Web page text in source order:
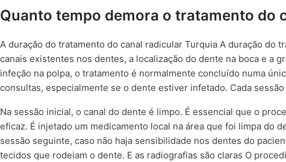
Quanto tempo demora o tratamento do
A duração do tratamento do canal radicular Turquia A duração do
canais existentes nos dentes, a localização do dente na boca e a
infeção na polpa, o tratamento é normalmente concluído numa
consultas, especialmente se o dente estiver infetado. Cada
Na sessão inicial, o canal do dente é limpo. É essencial que o
eficaz. É injetado um medicamento local na área que foi limpa do
sessão seguinte, caso não haja sensibilidade nos dentes do
tecidos que rodeiam o dente. E as radiografias são claras O